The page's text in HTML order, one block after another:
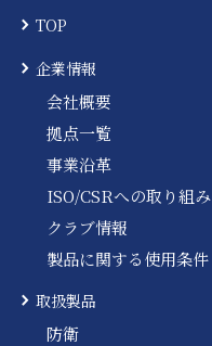
TOP
企業情報
会社概要
拠点一覧
事業沿革
ISO/CSRへの取り組み
クラブ情報
製品に関する使用条件
取扱製品
防衛